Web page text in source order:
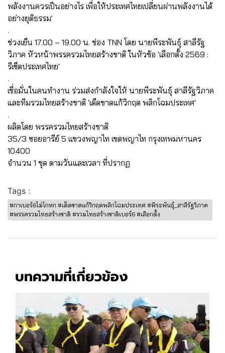
พลังงานควรเป็นอย่างไร เพื่อให้ประเทศไทยเปลี่ยนผ่านพลังงานได้
อย่างยุติธรรม'
.
ช่วงเย็น 17.00 – 19.00 น. ช่อง TNN โดย นายพีระพันธุ์ สาลีรัฐ
วิภาค หัวหน้าพรรครวมไทยสร้างชาติ ในหัวข้อ 'เลือกตั้ง 2569 :
รีเซ็ตประเทศไทย'
.
เชื่อมั่นในคนทำงาน ร่วมส่งกำลังใจให้ นายพีระพันธุ์ สาลีรัฐวิภาค
และทีมรวมไทยสร้างชาติ 'เด็ดขาดแก้วิกฤต พลิกโฉมประเทศ'
.
ผลิตโดย พรรครวมไทยสร้างชาติ
35/3 ซอยอารีย์ 5 แขวงพญาไท เขตพญาไท กรุงเทพมหานคร
10400
จำนวน 1 ชุด ตามวันและเวลา ที่ปรากฏ
Tags :
#กาเบอร์6ไม่โกหก #เด็ดขาดแก้วิกฤตพลิกโฉมประเทศ #พีระพันธุ์_สาลีรัฐวิภาค
#พรรครวมไทยสร้างชาติ #รวมไทยสร้างชาติเบอร์6 #เลือกตั้ง
บทความที่เกี่ยวข้อง